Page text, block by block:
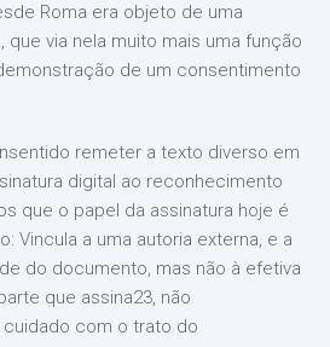
Roma era objeto de uma
via nela muito mais uma função
de um consentimento
remeter a texto diverso em
digital ao reconhecimento
que o papel da assinatura hoje é
Vincula a uma autoria externa, e a
do documento, mas não à efetiva
que assina23, não
com o trato do